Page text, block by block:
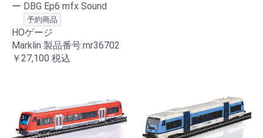
ー DBG Ep6 mfx Sound
予約商品
HOゲージ
Marklin 製品番号:mr36702
￥27,100 税込